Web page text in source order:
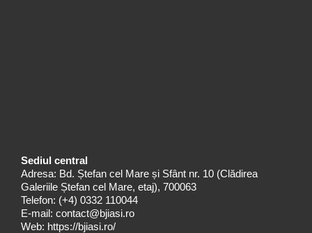
Sediul central
Adresa: Bd. Ștefan cel Mare și Sfânt nr. 10 (Clădirea
Galeriile Ștefan cel Mare, etaj), 700063
Telefon: (+4) 0332 110044
E-mail: contact@bjiasi.ro
Web: https://bjiasi.ro/